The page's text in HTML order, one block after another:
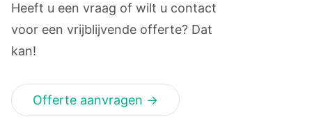
Heeft u een vraag of wilt u contact
voor een vrijblijvende offerte? Dat
kan!
Offerte aanvragen →